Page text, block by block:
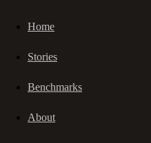
Home
Stories
Benchmarks
About